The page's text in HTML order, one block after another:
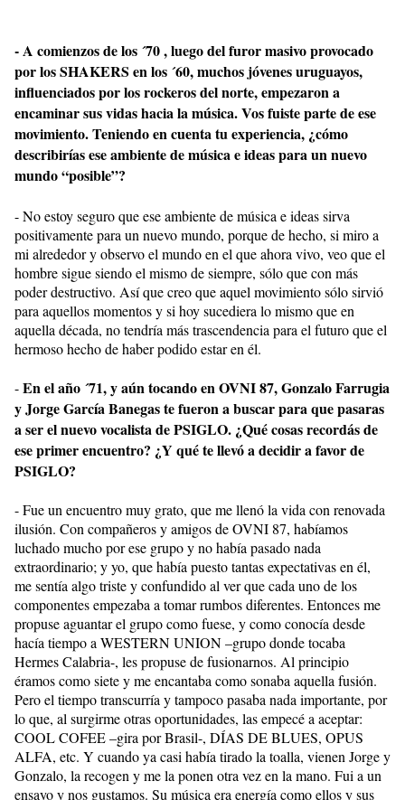
- A comienzos de los ´70 , luego del furor masivo provocado
por los SHAKERS en los ´60, muchos jóvenes uruguayos,
influenciados por los rockeros del norte, empezaron a
encaminar sus vidas hacia la música. Vos fuiste parte de ese
movimiento. Teniendo en cuenta tu experiencia, ¿cómo
describirías ese ambiente de música e ideas para un nuevo
mundo “posible”?
- No estoy seguro que ese ambiente de música e ideas sirva
positivamente para un nuevo mundo, porque de hecho, si miro a
mi alrededor y observo el mundo en el que ahora vivo, veo que el
hombre sigue siendo el mismo de siempre, sólo que con más
poder destructivo. Así que creo que aquel movimiento sólo sirvió
para aquellos momentos y si hoy sucediera lo mismo que en
aquella década, no tendría más trascendencia para el futuro que el
hermoso hecho de haber podido estar en él.
-En el año ´71, y aún tocando en OVNI 87, Gonzalo Farrugia
y Jorge García Banegas te fueron a buscar para que pasaras
a ser el nuevo vocalista de PSIGLO. ¿Qué cosas recordás de
ese primer encuentro? ¿Y qué te llevó a decidir a favor de
PSIGLO?
- Fue un encuentro muy grato, que me llenó la vida con renovada
ilusión. Con compañeros y amigos de OVNI 87, habíamos
luchado mucho por ese grupo y no había pasado nada
extraordinario; y yo, que había puesto tantas expectativas en él,
me sentía algo triste y confundido al ver que cada uno de los
componentes empezaba a tomar rumbos diferentes. Entonces me
propuse aguantar el grupo como fuese, y como conocía desde
hacía tiempo a WESTERN UNION –grupo donde tocaba
Hermes Calabria-, les propuse de fusionarnos. Al principio
éramos como siete y me encantaba como sonaba aquella fusión.
Pero el tiempo transcurría y tampoco pasaba nada importante, por
lo que, al surgirme otras oportunidades, las empecé a aceptar:
COOL COFEE –gira por Brasil-, DÍAS DE BLUES, OPUS
ALFA, etc. Y cuando ya casi había tirado la toalla, vienen Jorge y
Gonzalo, la recogen y me la ponen otra vez en la mano. Fui a un
ensayo y nos gustamos. Su música era energía como ellos y sus